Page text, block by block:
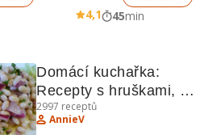
4,1 45min
Domácí kuchařka:
Recepty s hruškami,
fazolemi a jablky
2997 receptů
AnnieV